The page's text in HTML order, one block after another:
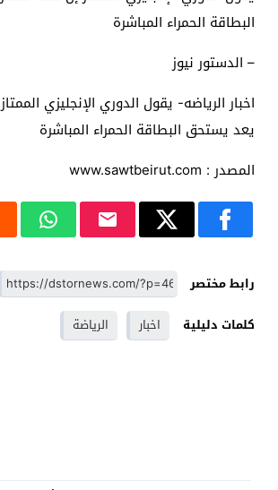
البطاقة الحمراء المباشرة
– الدستور نيوز
اخبار الرياضه- يقول الدوري الإنجليزي
يعد يستحق البطاقة الحمراء المباشرة
المصدر : www.sawtbeirut.com
رابط مختصر
كلمات دليلية
اخبار الرياضة